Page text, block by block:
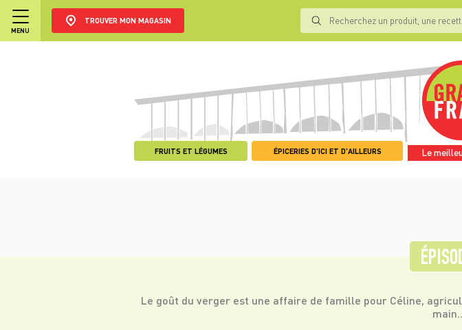
MENU
TROUVER MON MAGASIN
FRUITS ET LÉGUMES ÉPICERIES D'ICI ET D'AILLEURS Le
Le goût du verger est une affaire de famille pour Céline,